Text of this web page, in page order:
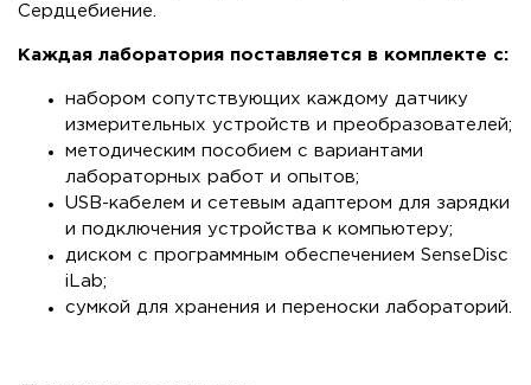
Сердцебиение.
Каждая лаборатория поставляется в комплекте с:
набором сопутствующих каждому датчику
измерительных устройств и преобразователей;
методическим пособием с вариантами
лабораторных работ и опытов;
USB-кабелем и сетевым адаптером для зарядки
и подключения устройства к компьютеру;
диском с программным обеспечением SenseDisc
iLab;
сумкой для хранения и переноски лабораторий.